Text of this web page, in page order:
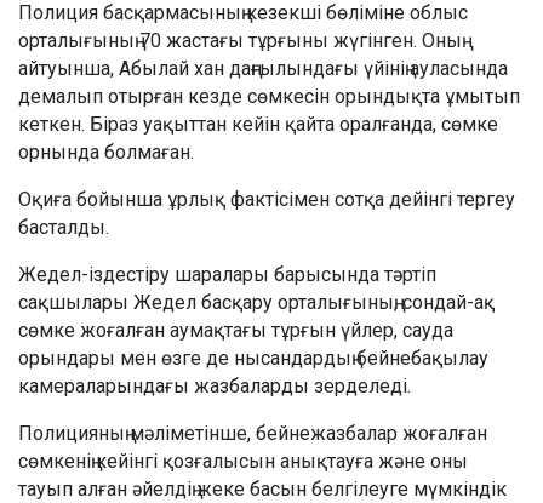
Полиция басқармасының кезекші бөліміне облыс
орталығының 70 жастағы тұрғыны жүгінген. Оның
айтуынша, Абылай хан даңғылындағы үйінің ауласында
демалып отырған кезде сөмкесін орындықта ұмытып
кеткен. Біраз уақыттан кейін қайта оралғанда, сөмке
орнында болмаған.
Оқиға бойынша ұрлық фактісімен сотқа дейінгі тергеу
басталды.
Жедел-іздестіру шаралары барысында тәртіп
сақшылары Жедел басқару орталығының, сондай-ақ
сөмке жоғалған аумақтағы тұрғын үйлер, сауда
орындары мен өзге де нысандардың бейнебақылау
камераларындағы жазбаларды зерделеді.
Полицияның мәліметінше, бейнежазбалар жоғалған
сөмкенің кейінгі қозғалысын анықтауға және оны
тауып алған әйелдің жеке басын белгілеуге мүмкіндік